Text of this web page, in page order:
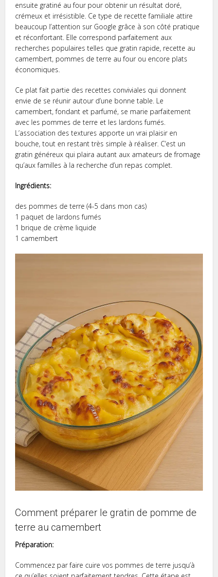
ensuite gratiné au four pour obtenir un résultat doré,
crémeux et irrésistible. Ce type de recette familiale attire
beaucoup l’attention sur Google grâce à son côté pratique
et réconfortant. Elle correspond parfaitement aux
recherches populaires telles que gratin rapide, recette au
camembert, pommes de terre au four ou encore plats
économiques.
Ce plat fait partie des recettes conviviales qui donnent
envie de se réunir autour d’une bonne table. Le
camembert, fondant et parfumé, se marie parfaitement
avec les pommes de terre et les lardons fumés.
L’association des textures apporte un vrai plaisir en
bouche, tout en restant très simple à réaliser. C’est un
gratin généreux qui plaira autant aux amateurs de fromage
qu’aux familles à la recherche d’un repas complet.
Ingrédients:
des pommes de terre (4-5 dans mon cas)
1 paquet de lardons fumés
1 brique de crème liquide
1 camembert
Comment préparer le gratin de pomme de
terre au camembert
Préparation:
Commencez par faire cuire vos pommes de terre jusqu’à